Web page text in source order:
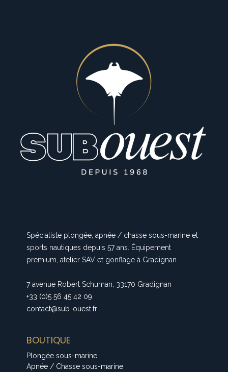
Spécialiste plongée, apnée / chasse sous-marine et
sports nautiques depuis 57 ans. Équipement
premium, atelier SAV et gonflage à Gradignan.
7 avenue Robert Schuman, 33170 Gradignan
+33 (0)5 56 45 42 09
contact@sub-ouest.fr
BOUTIQUE
Plongée sous-marine
Apnée / Chasse sous-marine